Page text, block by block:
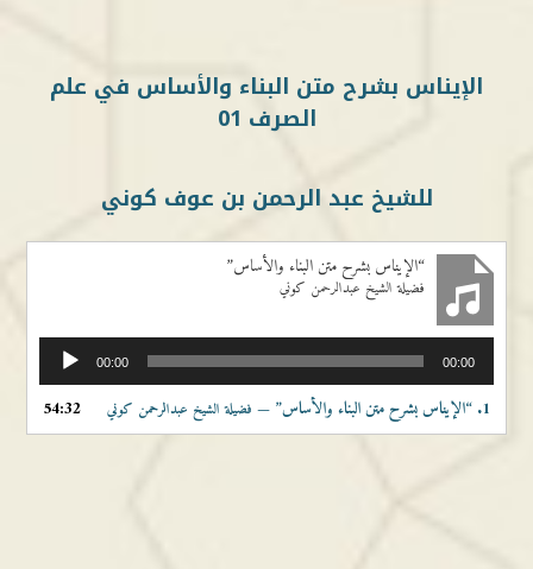
الإيناس بشرح متن البناء والأساس في علم
الصرف 01
للشيخ عبد الرحمن بن عوف كوني
“الإيناس بشرح متن البناء والأساس”
فضيلة الشيخ عبدالرحمن كوني
الصوت
00:00 00:00
1. “الإيناس بشرح متن البناء والأساس” — فضيلة الشيخ عبدالرحمن كوني 54:32